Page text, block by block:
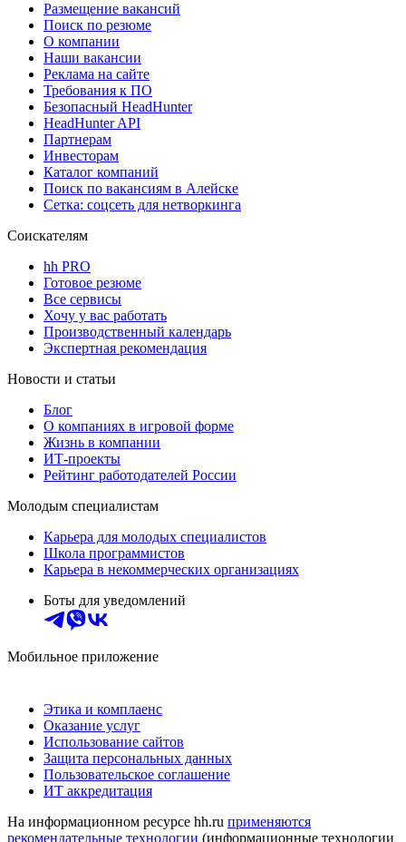
Размещение вакансий
Поиск по резюме
О компании
Наши вакансии
Реклама на сайте
Требования к ПО
Безопасный HeadHunter
HeadHunter API
Партнерам
Инвесторам
Каталог компаний
Поиск по вакансиям в Алейске
Сетка: соцсеть для нетворкинга
Соискателям
hh PRO
Готовое резюме
Все сервисы
Хочу у вас работать
Производственный календарь
Экспертная рекомендация
Новости и статьи
Блог
О компаниях в игровой форме
Жизнь в компании
ИТ-проекты
Рейтинг работодателей России
Молодым специалистам
Карьера для молодых специалистов
Школа программистов
Карьера в некоммерческих организациях
Боты для уведомлений
Мобильное приложение
Этика и комплаенс
Оказание услуг
Использование сайтов
Защита персональных данных
Пользовательское соглашение
ИТ аккредитация
На информационном ресурсе hh.ru применяются
рекомендательные технологии (информационные технологии